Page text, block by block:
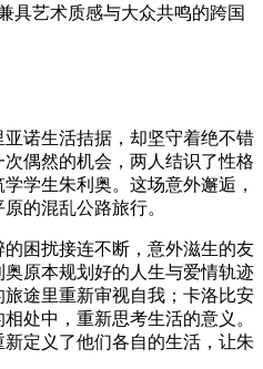
具艺术质感与大众共鸣的跨国
诺生活拮据，却坚守着绝不错
偶然的机会，两人结识了性格
学生朱利奥。这场意外邂逅，
的混乱公路旅行。
困扰接连不断，意外滋生的友
原本规划好的人生与爱情轨迹
途里重新审视自我；卡洛比安
处中，重新思考生活的意义。
定义了他们各自的生活，让朱